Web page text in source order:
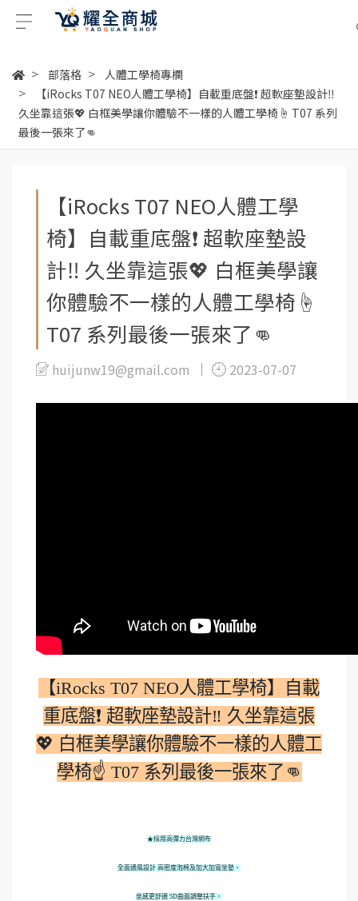
部落格
人體工學椅專欄
【iRocks T07 NEO人體工學椅】自載重底盤❗ 超軟座墊設計‼
久坐靠這張💖 白框美學讓你體驗不一樣的人體工學椅☝ T07 系列
最後一張來了👊
【iRocks T07 NEO人體工學
椅】自載重底盤❗ 超軟座墊設
計‼ 久坐靠這張💖 白框美學讓
你體驗不一樣的人體工學椅☝
T07 系列最後一張來了👊
huijunw19@gmail.com 2023-07-07
【iRocks T07 NEO人體工學椅】自載
重底盤❗ 超軟座墊設計‼ 久坐靠這張
💖 白框美學讓你體驗不一樣的人體工
學椅☝ T07 系列最後一張來了👊
★採用高彈力台灣網布
全面通風設計 高密度泡棉及加大加寬坐墊，
坐感更舒適 5D曲面調整扶手，